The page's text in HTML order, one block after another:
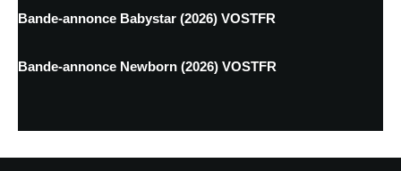
Bande-annonce Babystar (2026) VOSTFR
Bande-annonce Newborn (2026) VOSTFR